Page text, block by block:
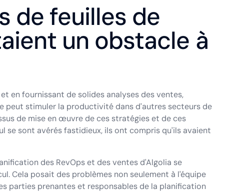
de feuilles de
un obstacle à
en fournissant de solides analyses des ventes,
peut stimuler la productivité dans d'autres secteurs de
de mise en œuvre de ces stratégies et de ces
se sont avérés fastidieux, ils ont compris qu'ils avaient
des RevOps et des ventes d'Algolia se
Cela posait des problèmes non seulement à l'équipe
parties prenantes et responsables de la planification